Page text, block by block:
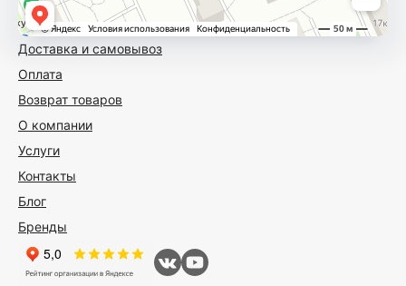
Доставка и самовывоз
Оплата
Возврат товаров
О компании
Услуги
Контакты
Блог
Бренды